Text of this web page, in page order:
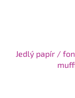
Jedlý papír /